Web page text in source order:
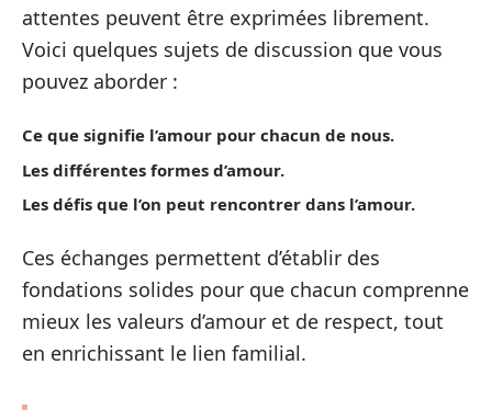
attentes peuvent être exprimées librement.
Voici quelques sujets de discussion que vous
pouvez aborder :
Ce que signifie l’amour pour chacun de nous.
Les différentes formes d’amour.
Les défis que l’on peut rencontrer dans l’amour.
Ces échanges permettent d’établir des
fondations solides pour que chacun comprenne
mieux les valeurs d’amour et de respect, tout
en enrichissant le lien familial.